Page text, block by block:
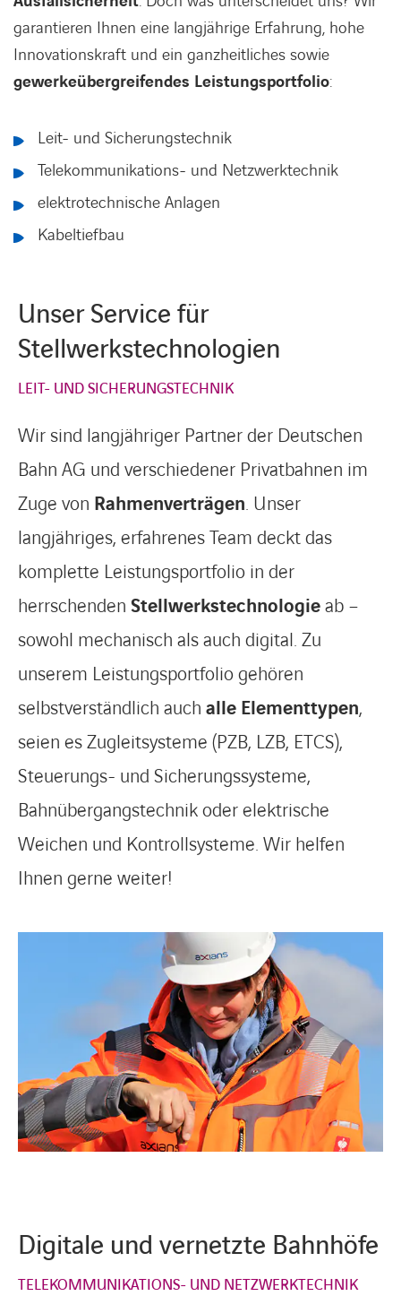
garantieren Ihnen eine langjährige Erfahrung, hohe
Innovationskraft und ein ganzheitliches sowie
gewerkeübergreifendes Leistungsportfolio:
Leit- und Sicherungstechnik
Telekommunikations- und Netzwerktechnik
elektrotechnische Anlagen
Kabeltiefbau
Unser Service für
Stellwerkstechnologien
LEIT- UND SICHERUNGSTECHNIK
Wir sind langjähriger Partner der Deutschen
Bahn AG und verschiedener Privatbahnen im
Zuge von Rahmenverträgen. Unser
langjähriges, erfahrenes Team deckt das
komplette Leistungsportfolio in der
herrschenden Stellwerkstechnologieab –
sowohl mechanisch als auch digital. Zu
unserem Leistungsportfolio gehören
selbstverständlich auch alle Elementtypen,
seien es Zugleitsysteme (PZB, LZB, ETCS),
Steuerungs- und Sicherungssysteme,
Bahnübergangstechnik oder elektrische
Weichen und Kontrollsysteme. Wir helfen
Ihnen gerne weiter!
Digitale und vernetzte Bahnhöfe
TELEKOMMUNIKATIONS- UND NETZWERKTECHNIK